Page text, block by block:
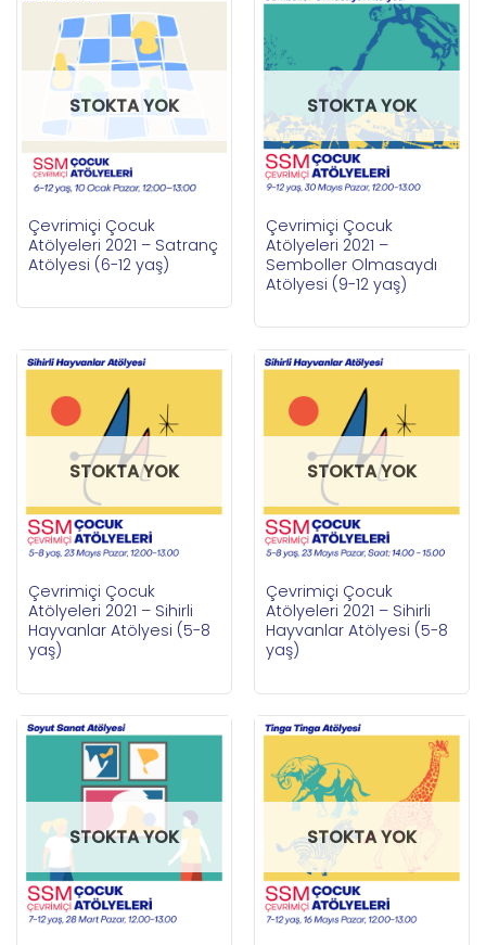
STOKTA YOK
Çevrimiçi Çocuk
Atölyeleri 2021 – Satranç
Atölyesi (6-12 yaş)
STOKTA YOK
Çevrimiçi Çocuk
Atölyeleri 2021 –
Semboller Olmasaydı
Atölyesi (9-12 yaş)
STOKTA YOK
Çevrimiçi Çocuk
Atölyeleri 2021 – Sihirli
Hayvanlar Atölyesi (5-8
yaş)
STOKTA YOK
Çevrimiçi Çocuk
Atölyeleri 2021 – Sihirli
Hayvanlar Atölyesi (5-8
yaş)
STOKTA YOK STOKTA YOK